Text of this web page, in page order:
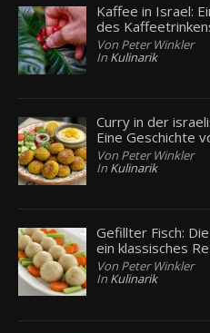
Kaffee in Israel:
des
Von Peter Winkler
In Kulinarik
Curry in der
Eine Geschichte
Von Peter Winkler
In Kulinarik
Gefillter Fisch:
ein klassisches
Von Peter Winkler
In Kulinarik